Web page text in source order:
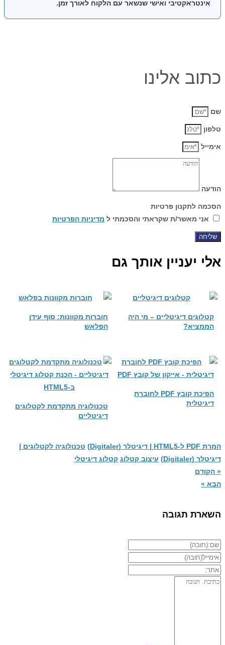
אינטראקטיבי ואישי שנשאר עם הלקוח לאורך זמן.
כתוב אלינו
שם
טלפון
אימייל
הודעה
הסכמה לתקנון פרטיות
אני מאשר/ת שקראתי והסכמתי ל מדיניות הפרטיות
שליחה
אלי יעניין אותך גם
קטלוגים דיגיטליים – מי היה
הממציא?
חוברות מקוונות: סוף עידן
הפלאש
הפיכת קובץ PDF לחוברת
דיגיטלית
טכנולוגיה מתקדמת לקטלוגים
דיגיטליים
המרת PDF ל-HTML5 | דיגיטלר (Digitaler)
טכנולוגיה לקטלוגים |
דיגיטלר (Digitaler)
עיצוב קטלוג קטלוג דיגיטלי
« הקודם
הבא »
השארת תגובה